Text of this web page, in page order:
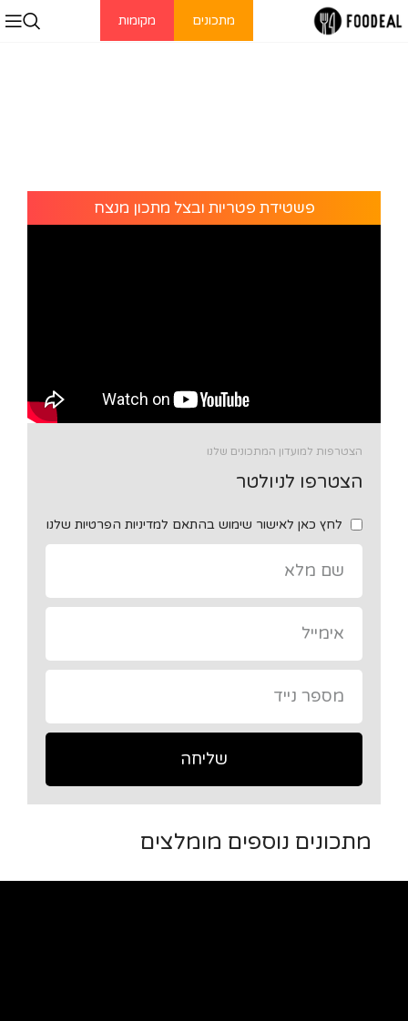
מתכונים מקומות
פשטידת פטריות ובצל מתכון מנצח
הצטרפות למועדון המתכונים שלנו
הצטרפו לניולטר
לחץ כאן לאישור שימוש בהתאם למדיניות הפרטיות שלנו
שליחה
מתכונים נוספים מומלצים